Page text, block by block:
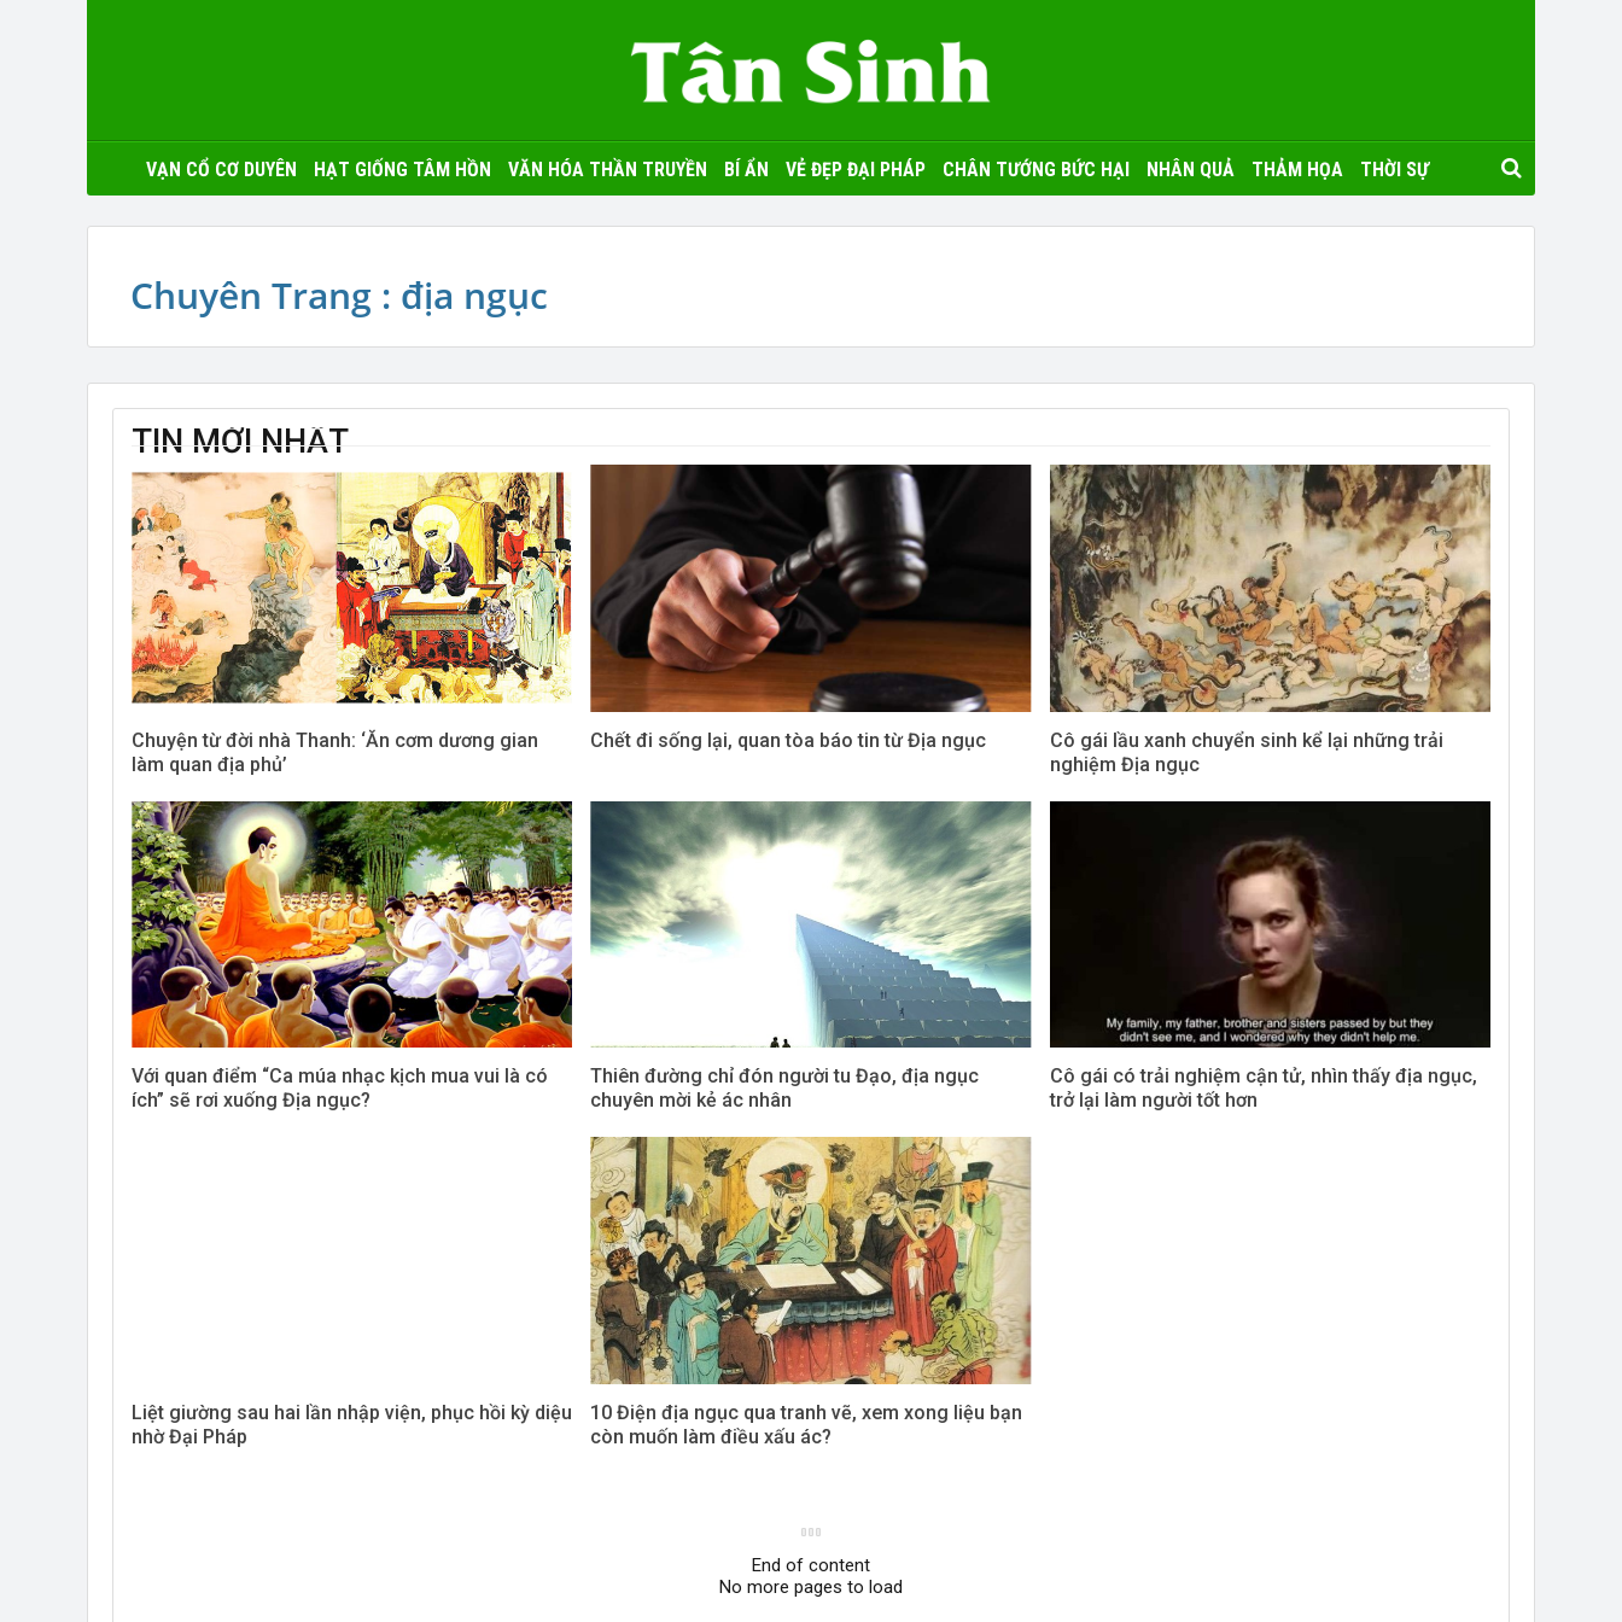
VẠN CỔ CƠ DUYÊN HẠT GIỐNG TÂM HỒN VĂN HÓA THẦN TRUYỀN BÍ ẨN VẺ ĐẸP ĐẠI PHÁP CHÂN TƯỚNG BỨC HẠI NHÂN QUẢ THẢM HỌA THỜI SỰ
Chuyên Trang : địa ngục
TIN MỚI NHẤT
Chuyện từ đời nhà Thanh: ‘Ăn cơm dương gian
làm quan địa phủ’
Chết đi sống lại, quan tòa báo tin từ Địa ngục
Cô gái lầu xanh chuyển sinh kể lại những trải
nghiệm Địa ngục
Với quan điểm “Ca múa nhạc kịch mua vui là có
ích” sẽ rơi xuống Địa ngục?
Thiên đường chỉ đón người tu Đạo, địa ngục
chuyên mời kẻ ác nhân
Cô gái có trải nghiệm cận tử, nhìn thấy địa ngục,
trở lại làm người tốt hơn
Liệt giường sau hai lần nhập viện, phục hồi kỳ diệu
nhờ Đại Pháp
10 Điện địa ngục qua tranh vẽ, xem xong liệu bạn
còn muốn làm điều xấu ác?
End of content
No more pages to load